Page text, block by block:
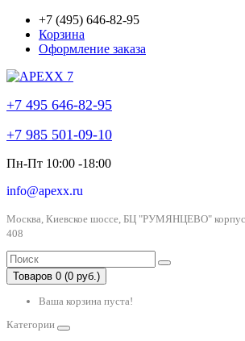
+7 (495) 646-82-95
Корзина
Оформление заказа
+7 495 646-82-95
+7 985 501-09-10
Пн-Пт 10:00 -18:00
info@apexx.ru
Москва, Киевское шоссе, БЦ "РУМЯНЦЕВО"
408
Товаров 0 (0 руб.)
Ваша корзина пуста!
Категории